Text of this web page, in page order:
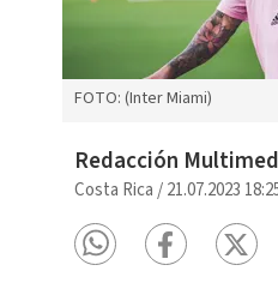
FOTO: (Inter Miami)
Redacción
Costa Rica /21.07.2023